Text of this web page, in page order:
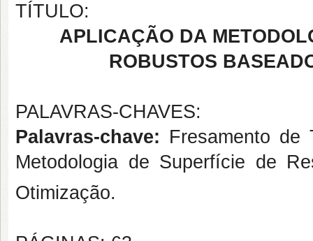
TÍTULO:
APLICAÇÃO DA
ROBUSTOS
PALAVRAS-CHAVES:
Palavras-chave: Fresamento de
Metodologia de Superfície de
Otimização.